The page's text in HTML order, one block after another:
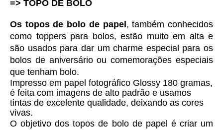
=> TOPO DE BOLO
Os topos de bolo de papel , também conhecidos
como toppers para bolos, estão muito em alta e
são usados para dar um charme especial para os
bolos de aniversário ou comemorações especiais
que tenham bolo.
Impresso em papel fotográfico Glossy 180 gramas,
é feita com imagens de alto padrão e usamos
tintas de excelente qualidade, deixando as cores
vivas.
O objetivo dos topos de bolo de papel é criar um